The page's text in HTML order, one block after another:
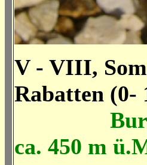
V - VIII,
Rabatten (0-
ca. 450 m